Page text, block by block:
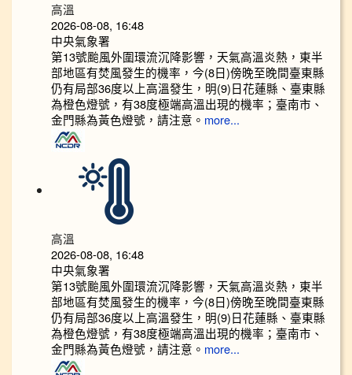
高溫
2026-08-08, 16:48
中央氣象署
第13號颱風外圍環流沉降影響，天氣高溫炎熱，東半
部地區有焚風發生的機率，今(8日)傍晚至晚間臺東縣
仍有局部36度以上高溫發生，明(9)日花蓮縣、臺東縣
為橙色燈號，有38度極端高溫出現的機率；臺南市、
金門縣為黃色燈號，請注意。 more...
高溫
2026-08-08, 16:48
中央氣象署
第13號颱風外圍環流沉降影響，天氣高溫炎熱，東半
部地區有焚風發生的機率，今(8日)傍晚至晚間臺東縣
仍有局部36度以上高溫發生，明(9)日花蓮縣、臺東縣
為橙色燈號，有38度極端高溫出現的機率；臺南市、
金門縣為黃色燈號，請注意。 more...